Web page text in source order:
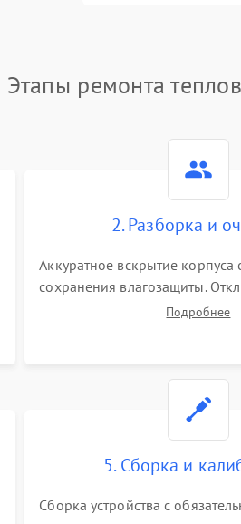
Этапы ремонта
2. Разборка и
Аккуратное вскрытие корпуса
сохранения влагозащиты.
питания и дисплея. Очистка
Подробнее
5. Сборка и
Сборка устройства с